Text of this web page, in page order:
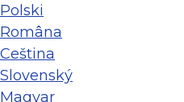
Polski
Româna
Ceština
Slovenský
Magyar